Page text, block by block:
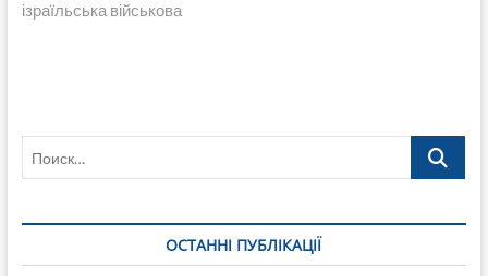
ізраїльська військова
Поиск…
ОСТАННІ ПУБЛІКАЦІЇ